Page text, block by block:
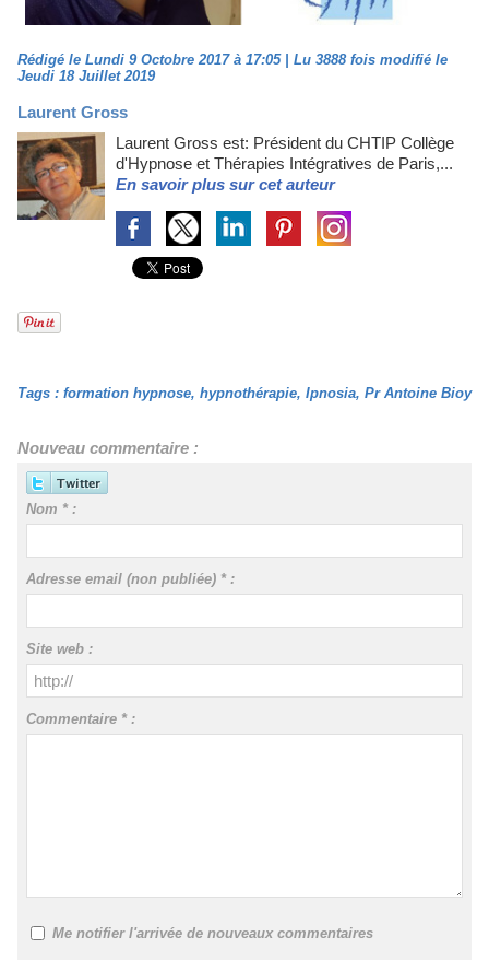
Rédigé le Lundi 9 Octobre 2017 à 17:05 | Lu 3888 fois modifié le
Jeudi 18 Juillet 2019
Laurent Gross
Laurent Gross est: Président du CHTIP Collège
d'Hypnose et Thérapies Intégratives de Paris,...
En savoir plus sur cet auteur
Tags : formation hypnose, hypnothérapie, Ipnosia, Pr Antoine Bioy
Nouveau commentaire :
Nom * :
Adresse email (non publiée) * :
Site web :
Commentaire * :
Me notifier l'arrivée de nouveaux commentaires